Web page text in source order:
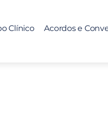
Clínico Acordos e